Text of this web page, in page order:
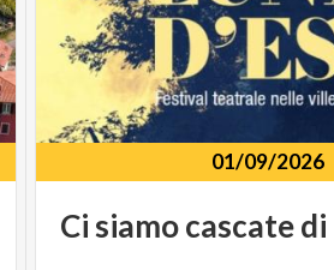
01/09/2026
Ci siamocascatedi